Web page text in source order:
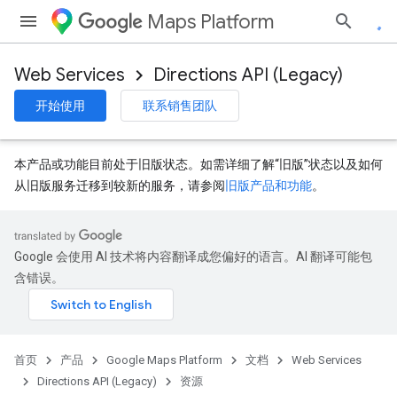
Maps Platform
Web Services Directions API (Legacy)
开始使用 联系销售团队
本产品或功能目前处于旧版状态。如需详细了解“旧版”状态以及如何
从旧版服务迁移到较新的服务，请参阅 旧版产品和功能。
Google 会使用 AI 技术将内容翻译成您偏好的语言。AI 翻译可能包
含错误。
首页 产品 Google Maps Platform 文档
Web Services
Directions API (Legacy)
资源